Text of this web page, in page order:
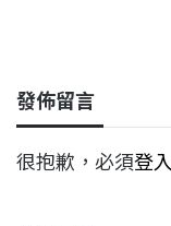
發佈留言
很抱歉，必須登入